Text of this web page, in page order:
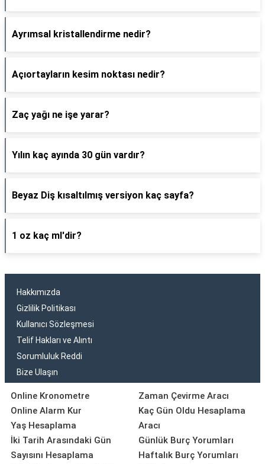
Ayrımsal kristallendirme nedir?
Açıortayların kesim noktası nedir?
Zaç yağı ne işe yarar?
Yılın kaç ayında 30 gün vardır?
Beyaz Diş kısaltılmış versiyon kaç sayfa?
1 oz kaç ml'dir?
Hakkımızda
Gizlilik Politikası
Kullanıcı Sözleşmesi
Telif Hakları ve Alıntı
Sorumluluk Reddi
Bize Ulaşın
Online Kronometre
Online Alarm Kur
Yaş Hesaplama
İki Tarih Arasındaki Gün
Sayısını Hesaplama
Zaman Çevirme Aracı
Kaç Gün Oldu Hesaplama
Aracı
Günlük Burç Yorumları
Haftalık Burç Yorumları